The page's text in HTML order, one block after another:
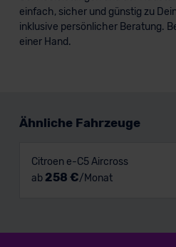
einfach, sicher und günstig zu
inklusive persönlicher Beratung.
einer Hand.
Ähnliche Fahrzeuge
Citroen e-C5 Aircross
ab 258 €/Monat